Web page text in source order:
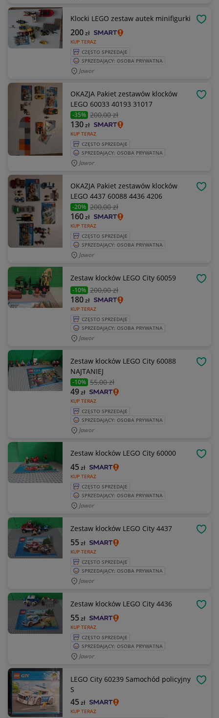
Klocki LEGO zestaw autek minifigurki
KUP TERAZ
200zł
CZĘSTO SPRZEDAJE
SPRZEDAJĄCY: OSOBA PRYWATNA
Jawor
OKAZJA Pakiet zestawów klocków
LEGO 60033 40193 31017
-35% 200,00 zł
KUP TERAZ
130zł
CZĘSTO SPRZEDAJE
SPRZEDAJĄCY: OSOBA PRYWATNA
Jawor
OKAZJA Pakiet zestawów klocków
LEGO 4437 60088 4436 4206
-20% 200,00 zł
KUP TERAZ
160zł
CZĘSTO SPRZEDAJE
SPRZEDAJĄCY: OSOBA PRYWATNA
Jawor
Zestaw klocków LEGO City 60059
-10% 200,00 zł
KUP TERAZ
180zł
CZĘSTO SPRZEDAJE
SPRZEDAJĄCY: OSOBA PRYWATNA
Jawor
Zestaw klocków LEGO City 60088
NAJTANIEJ
-10% 55,00 zł
KUP TERAZ
49zł
CZĘSTO SPRZEDAJE
SPRZEDAJĄCY: OSOBA PRYWATNA
Jawor
Zestaw klocków LEGO City 60000
KUP TERAZ
45zł
CZĘSTO SPRZEDAJE
SPRZEDAJĄCY: OSOBA PRYWATNA
Jawor
Zestaw klocków LEGO City 4437
KUP TERAZ
55zł
CZĘSTO SPRZEDAJE
SPRZEDAJĄCY: OSOBA PRYWATNA
Jawor
Zestaw klocków LEGO City 4436
KUP TERAZ
55zł
CZĘSTO SPRZEDAJE
SPRZEDAJĄCY: OSOBA PRYWATNA
Jawor
LEGO City 60239 Samochód policyjny
S
KUP TERAZ
45zł